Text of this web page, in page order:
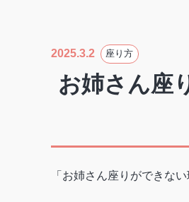
2025.3.2 座り方
お姉さん座
「お姉さん座りができない